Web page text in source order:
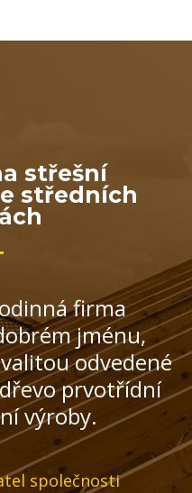
střešní
středních
firma
jménu,
odvedené
prvotřídní
výroby.
společnosti